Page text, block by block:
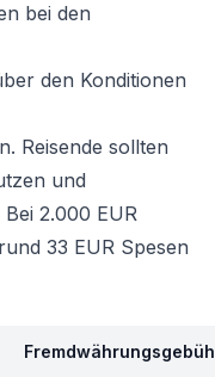
bei den
den Konditionen
Reisende sollten
und
2.000 EUR
33 EUR Spesen